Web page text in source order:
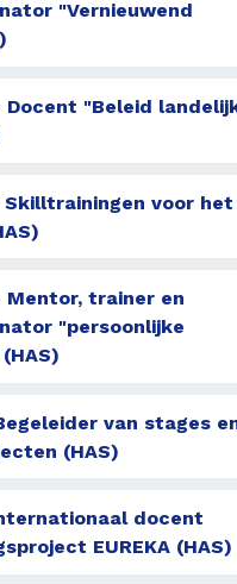
"Vernieuwend
Docent "Beleid
Skilltrainingen voor het
Mentor, trainer en
"persoonlijke
van stages
(HAS)
docent
EUREKA (HAS)